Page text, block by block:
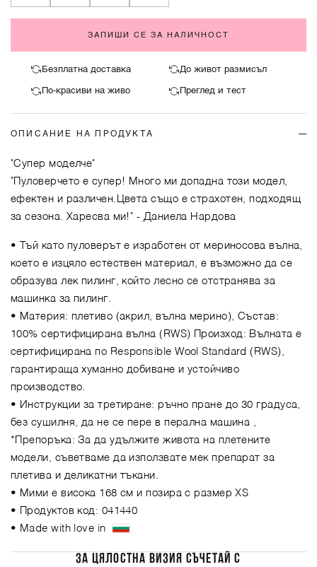
ЗАПИШИ СЕ ЗА НАЛИЧНОСТ
Безплатна доставка До живот размисъл
По-красиви на живо Преглед и тест
ОПИСАНИЕ НА ПРОДУКТА
"Супер моделче"
"Пуловерчето е супер! Много ми допадна този модел,
ефектен и различен.Цвета също е страхотен, подходящ
за сезона. Харесва ми!" - Даниела Нардова
• Тъй като пуловерът е изработен от мериносова вълна,
което е изцяло естествен материал, е възможно да се
образува лек пилинг, който лесно се отстранява за
машинка за пилинг.
• Материя: плетиво (акрил, вълна мерино), Състав:
100% сертифицирана вълна (RWS) Произход: Вълната е
сертифицирана по Responsible Wool Standard (RWS),
гарантираща хуманно добиване и устойчиво
производство.
• Инструкции за третиране: ръчно пране до 30 градуса,
без сушилня, да не се пере в перална машина ,
*Препоръка: За да удължите живота на плетените
модели, съветваме да използвате мек препарат за
плетива и деликатни тъкани.
• Мими е висока 168 см и позира с размер XS
• Продуктов код: 041440
• Made with love in
ЗА ЦЯЛОСТНА ВИЗИЯ СЪЧЕТАЙ С